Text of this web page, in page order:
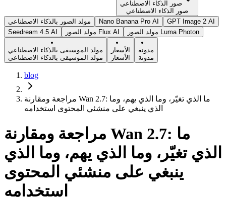
صور الذكاء الاصطناعي
صور الذكاء الاصطناعي
مولد الصور بالذكاء الاصطناعي
Nano Banana Pro AI
GPT Image 2 AI
Seedream 4.5 AI
مولد الصور Flux AI مولد الصور Luma Photon
مولد الموسيقى بالذكاء الاصطناعي
مولد الموسيقى بالذكاء الاصطناعي
الأسعار
الأسعار
مدونة
مدونة
blog
مراجعة ومقارنة Wan 2.7: ما الذي تغيّر، وما الذي يهم، وما
الذي ينبغي على منشئي المحتوى استخدامه
مراجعة ومقارنة Wan 2.7: ما
الذي تغيّر، وما الذي يهم، وما الذي
ينبغي على منشئي المحتوى
استخدامه